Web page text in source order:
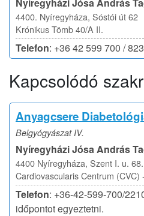
4400. Nyíregyháza, Sóstói út 62
Krónikus Tömb 40/A II.
Telefon: +36 42 599 700 /
Kapcsolódó
Anyagcsere
Belgyógyászat IV.
Nyíregyházi Jósa András
4400 Nyíregyháza, Szent I. u. 68.
Cardiovascularis Centrum (CVC)
Telefon: +36-42-599-700/
időpontot egyeztetni.